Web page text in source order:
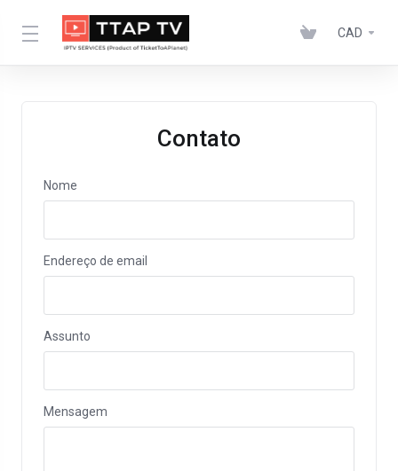
CAD
Contato
Nome
Endereço de email
Assunto
Mensagem